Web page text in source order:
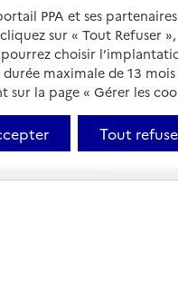
PPA et ses
sur « Tout Refuser
choisir
maximale de 13
la page « Gérer les
Tout